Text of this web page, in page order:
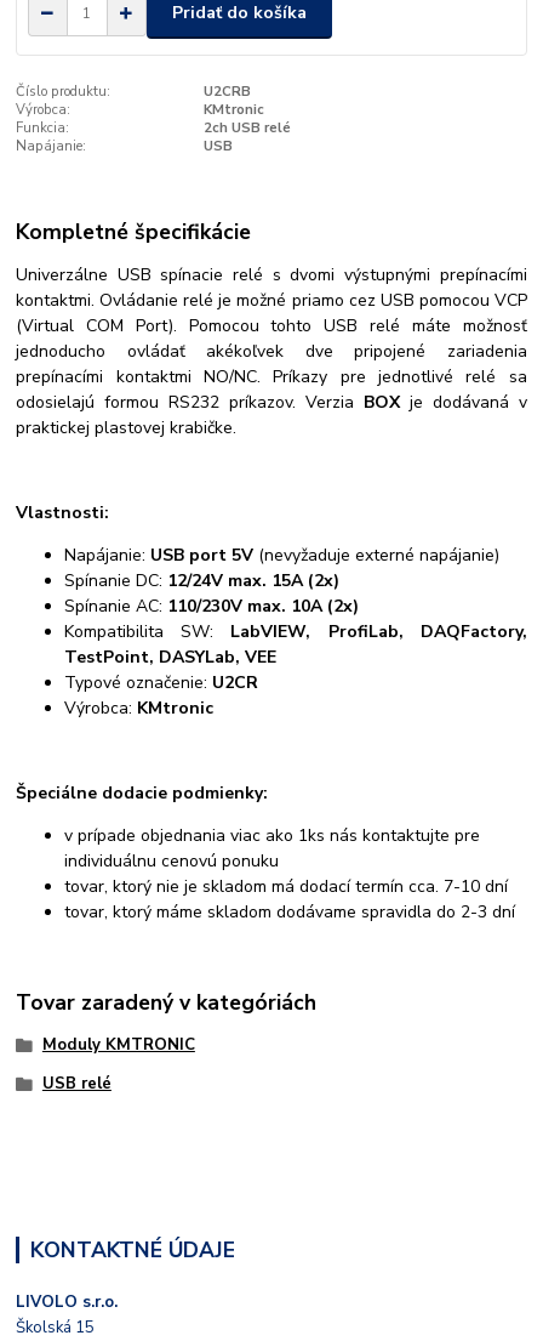
Pridať do košíka
Číslo produktu:
U2CRB
Výrobca:
KMtronic
Funkcia:
2ch USB relé
Napájanie:
USB
Kompletné špecifikácie
Univerzálne USB spínacie relé s dvomi výstupnými prepínacími
kontaktmi. Ovládanie relé je možné priamo cez USB pomocou VCP
(Virtual COM Port). Pomocou tohto USB relé máte možnosť
jednoducho ovládať akékoľvek dve pripojené zariadenia
prepínacími kontaktmi NO/NC. Príkazy pre jednotlivé relé sa
odosielajú formou RS232 príkazov. Verzia BOXje dodávaná v
praktickej plastovej krabičke.
Vlastnosti:
Napájanie: USB port 5V (nevyžaduje externé napájanie)
Spínanie DC: 12/24V max. 15A (2x)
Spínanie AC: 110/230V max. 10A (2x)
Kompatibilita SW: LabVIEW, ProfiLab, DAQFactory,
TestPoint, DASYLab, VEE
Typové označenie: U2CR
Výrobca: KMtronic
Špeciálne dodacie podmienky:
v prípade objednania viac ako 1ks nás kontaktujte pre
individuálnu cenovú ponuku
tovar, ktorý nie je skladom má dodací termín cca. 7-10 dní
tovar, ktorý máme skladom dodávame spravidla do 2-3 dní
Tovar zaradený v kategóriách
Moduly KMTRONIC
USB relé
KONTAKTNÉ ÚDAJE
LIVOLO s.r.o.
Školská 15